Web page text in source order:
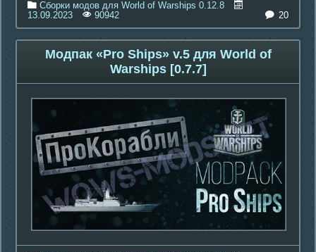
Сборки модов для World of Warships 0.12.8
13.09.2023
90942 20
Модпак «Pro Ships» v.5 для World of
Warships [0.7.7]